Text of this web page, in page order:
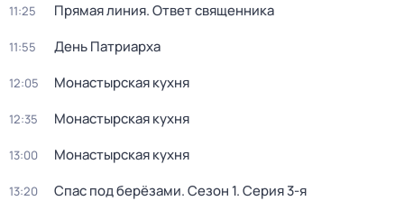
11:25 Прямая линия. Ответ священника
11:55 День Патриарха
12:05 Монастырская кухня
12:35 Монастырская кухня
13:00 Монастырская кухня
13:20 Спас под берёзами. Сезон 1. Серия 3-я